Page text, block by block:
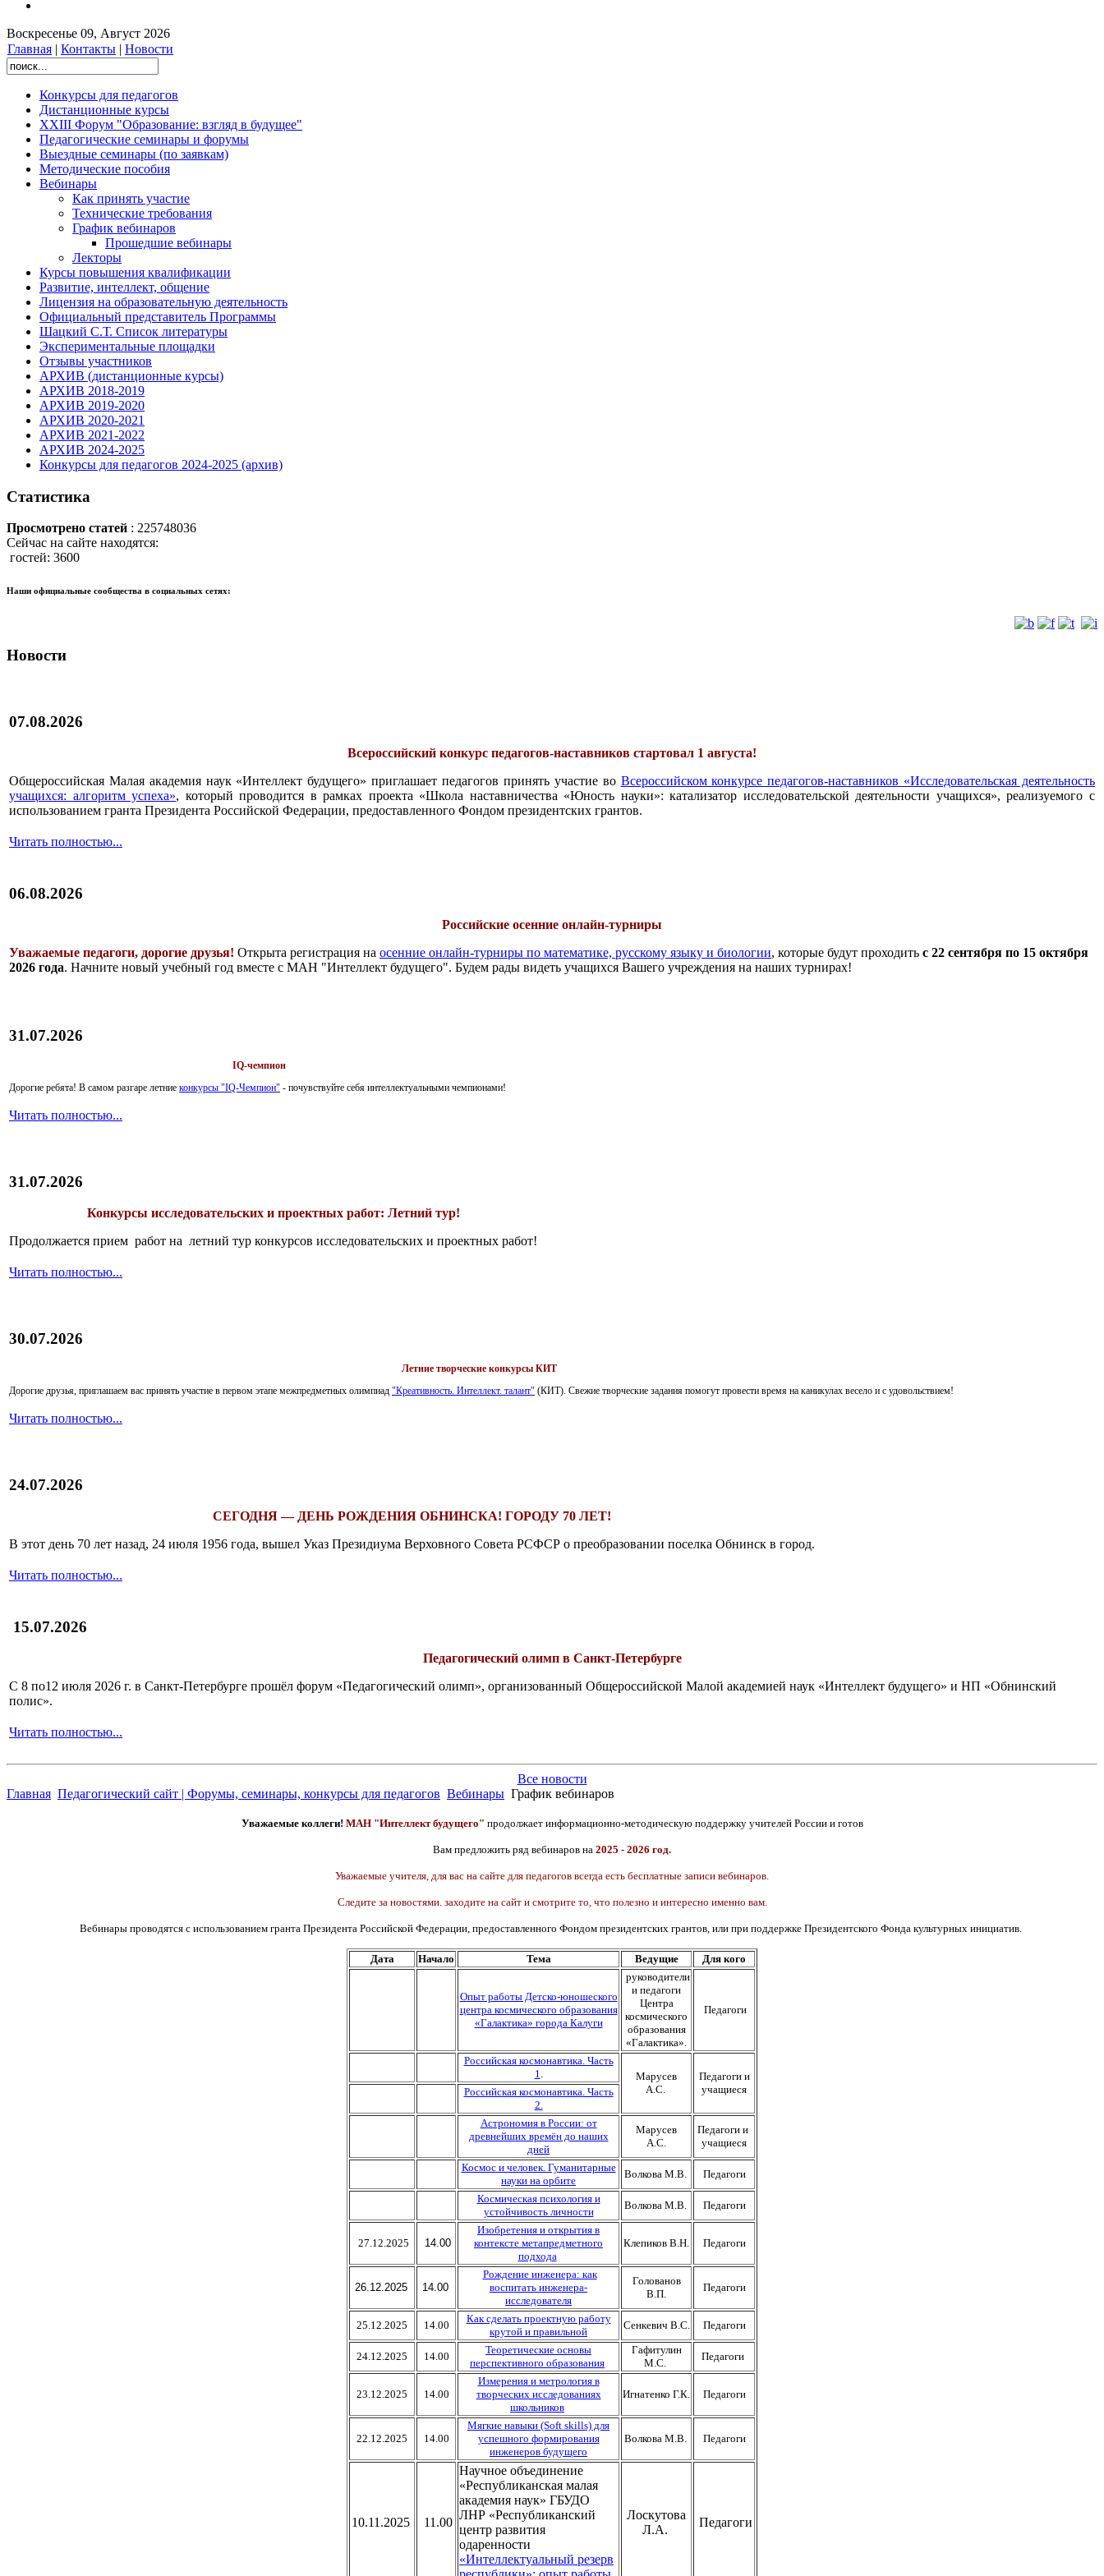
Воскресенье 09, Август 2026
Главная | Контакты | Новости
Конкурсы для педагогов
Дистанционные курсы
XXIII Форум "Образование: взгляд в будущее"
Педагогические семинары и форумы
Выездные семинары (по заявкам)
Методические пособия
Вебинары
Как принять участие
Технические требования
График вебинаров
Прошедшие вебинары
Лекторы
Курсы повышения квалификации
Развитие, интеллект, общение
Лицензия на образовательную деятельность
Официальный представитель Программы
Шацкий С.Т. Список литературы
Экспериментальные площадки
Отзывы участников
АРХИВ (дистанционные курсы)
АРХИВ 2018-2019
АРХИВ 2019-2020
АРХИВ 2020-2021
АРХИВ 2021-2022
АРХИВ 2024-2025
Конкурсы для педагогов 2024-2025 (архив)
Статистика
Просмотрено статей : 225748036
Сейчас на сайте находятся:
гостей: 3600
Наши официальные сообщества в социальных сетях:
Новости
07.08.2026
Всероссийский конкурс педагогов-наставников стартовал 1 августа!
Общероссийская Малая академия наук «Интеллект будущего» приглашает педагогов принять участие во Всероссийском конкурсе педагогов-наставников «Исследовательская деятельность
учащихся: алгоритм успеха», который проводится в рамках проекта «Школа наставничества «Юность науки»: катализатор исследовательской деятельности учащихся», реализуемого с
использованием гранта Президента Российской Федерации, предоставленного Фондом президентских грантов.
Читать полностью...
06.08.2026
Российские осенние онлайн-турниры
Уважаемые педагоги, дорогие друзья! Открыта регистрация на осенние онлайн-турниры по математике, русскому языку и биологии, которые будут проходить с 22 сентября по 15 октября
2026 года. Начните новый учебный год вместе с МАН "Интеллект будущего". Будем рады видеть учащихся Вашего учреждения на наших турнирах!
31.07.2026
IQ-чемпион
Дорогие ребята! В самом разгаре летние конкурсы "IQ-Чемпион" - почувствуйте себя интеллектуальными чемпионами!
Читать полностью...
31.07.2026
Конкурсы исследовательских и проектных работ: Летний тур!
Продолжается прием работ на летний тур конкурсов исследовательских и проектных работ!
Читать полностью...
30.07.2026
Летние творческие конкурсы КИТ
Дорогие друзья, приглашаем вас принять участие в первом этапе межпредметных олимпиад "Креативность. Интеллект. талант" (КИТ). Свежие творческие задания помогут провести время на каникулах весело и с удовольствием!
Читать полностью...
24.07.2026
СЕГОДНЯ — ДЕНЬ РОЖДЕНИЯ ОБНИНСКА! ГОРОДУ 70 ЛЕТ!
В этот день 70 лет назад, 24 июля 1956 года, вышел Указ Президиума Верховного Совета РСФСР о преобразовании поселка Обнинск в город.
Читать полностью...
15.07.2026
Педагогический олимп в Санкт-Петербурге
С 8 по12 июля 2026 г. в Санкт-Петербурге прошёл форум «Педагогический олимп», организованный Общероссийской Малой академией наук «Интеллект будущего» и НП «Обнинский
полис».
Читать полностью...
Все новости
Главная Педагогический сайт | Форумы, семинары, конкурсы для педагогов Вебинары График вебинаров
Уважаемые коллеги! МАН "Интеллект будущего" продолжает информационно-методическую поддержку учителей России и готов
Вам предложить ряд вебинаров на 2025 - 2026 год.
Уважаемые учителя, для вас на сайте для педагогов всегда есть бесплатные записи вебинаров.
Следите за новостями. заходите на сайт и смотрите то, что полезно и интересно именно вам.
Вебинары проводятся с использованием гранта Президента Российской Федерации, предоставленного Фондом президентских грантов, или при поддержке Президентского Фонда культурных инициатив.
Дата Начало Тема Ведущие Для кого
Опыт работы Детско-юношеского
центра космического образования
«Галактика» города Калуги
руководители
и педагоги
Центра
космического
образования
«Галактика».
Педагоги
Российская космонавтика. Часть
1
Марусев
А.С.
Педагоги и
учащиеся
Российская космонавтика. Часть
2.
Астрономия в России: от
древнейших времён до наших
дней
Марусев
А.С.
Педагоги и
учащиеся
Космос и человек. Гуманитарные
науки на орбите
Волкова М.В.
Педагоги
Космическая психология и
устойчивость личности
Волкова М.В. Педагоги
27.12.2025 14.00
Изобретения и открытия в
контексте метапредметного
подхода
Клепиков В.Н. Педагоги
26.12.2025 14.00
Рождение инженера: как
воспитать инженера-
исследователя
Голованов
В.П.
Педагоги
25.12.2025 14.00
Как сделать проектную работу
крутой и правильной
Сенкевич В.С. Педагоги
24.12.2025 14.00
Теоретические основы
перспективного образования
Гафитулин
М.С.
Педагоги
23.12.2025 14.00
Измерения и метрология в
творческих исследованиях
школьников
Игнатенко Г.К. Педагоги
22.12.2025 14.00
Мягкие навыки (Soft skills) для
успешного формирования
инженеров будущего
Волкова М.В. Педагоги
10.11.2025 11.00
Научное объединение
«Республиканская малая
академия наук» ГБУДО
ЛНР «Республиканский
центр развития
одаренности
«Интеллектуальный резерв
Лоскутова
Л.А.
Педагоги